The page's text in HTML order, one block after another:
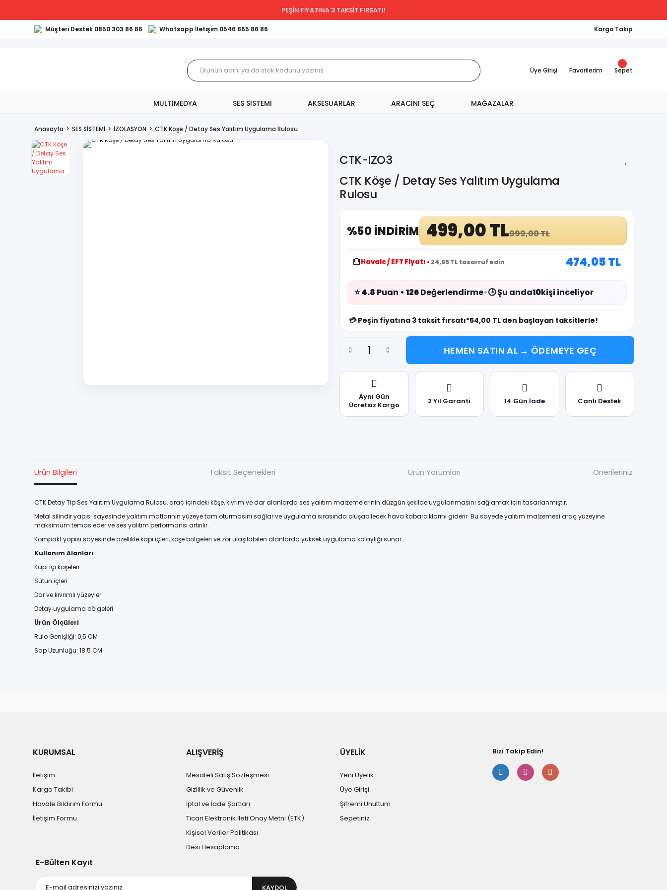
PEŞİN FİYATINA 3 TAKSİT FIRSATI!
Müşteri Destek 0850 303 86 86 Whatsapp İletişim 0546 865 86 86 Kargo Takip
Üye Girişi Favorilerim Sepet
MULTİMEDYA SES SİSTEMİ AKSESUARLAR ARACINI SEÇ MAĞAZALAR
Anasayfa SES SİSTEMİ İZOLASYON CTK Köşe / Detay Ses Yalıtım Uygulama Rulosu
CTK-IZO3
CTK Köşe / Detay Ses Yalıtım Uygulama
Rulosu
%50 İNDİRİM 499,00 TL999,00 TL
🏦Havale / EFT Fiyatı • 24,95 TL tasarruf edin 474,05 TL
⭐4.8 Puan • 126Değerlendirme•🕒 Şu anda10kişi inceliyor
💳 Peşin fiyatına 3 taksit fırsatı*54,00 TL den başlayan taksitlerle!
HEMEN SATIN AL → ÖDEMEYE GEÇ
Aynı Gün
Ücretsiz Kargo
2 Yıl Garanti 14 Gün İade Canlı Destek
Ürün Bilgileri Taksit Seçenekleri Ürün Yorumları Önerileriniz
CTK Detay Tip Ses Yalıtım Uygulama Rulosu, araç içindeki köşe, kıvrım ve dar alanlarda ses yalıtım malzemelerinin düzgün şekilde uygulanmasını sağlamak için tasarlanmıştır.
Metal silindir yapısı sayesinde yalıtım matlarının yüzeye tam oturmasını sağlar ve uygulama sırasında oluşabilecek hava kabarcıklarını giderir. Bu sayede yalıtım malzemesi araç yüzeyine
maksimum temas eder ve ses yalıtım performansı artırılır.
Kompakt yapısı sayesinde özellikle kapı içleri, köşe bölgeleri ve zor ulaşılabilen alanlarda yüksek uygulama kolaylığı sunar.
Kullanım Alanları
Kapı içi köşeleri
Sütun içleri
Dar ve kıvrımlı yüzeyler
Detay uygulama bölgeleri
Ürün Ölçüleri
Rulo Genişliği: 0,5 CM
Sap Uzunluğu: 18.5 CM
Ürün bilgilerinde hatalar bulunuyor.
Bu ürüne benzer farklı alternatifler olmalı.
KURUMSAL
İletişim
Kargo Takibi
Havale Bildirim Formu
İletişim Formu
ALIŞVERİŞ
Mesafeli Satış Sözleşmesi
Gizlilik ve Güvenlik
İptal ve İade Şartları
Ticari Elektronik İleti Onay Metni (ETK)
Kişisel Veriler Politikası
Desi Hesaplama
ÜYELİK
Yeni Üyelik
Üye Girişi
Şifremi Unuttum
Sepetiniz
Bizi Takip Edin!
E-Bülten Kayıt
KAYDOL